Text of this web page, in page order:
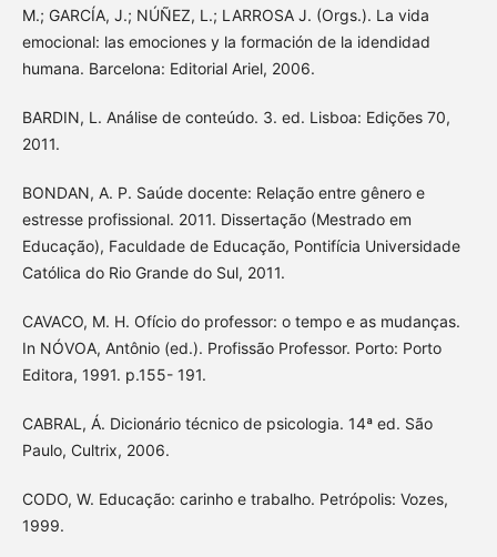
M.; GARCÍA, J.; NÚÑEZ, L.; LARROSA J. (Orgs.). La vida
emocional: las emociones y la formación de la idendidad
humana. Barcelona: Editorial Ariel, 2006.
BARDIN, L. Análise de conteúdo. 3. ed. Lisboa: Edições 70,
2011.
BONDAN, A. P. Saúde docente: Relação entre gênero e
estresse profissional. 2011. Dissertação (Mestrado em
Educação), Faculdade de Educação, Pontifícia Universidade
Católica do Rio Grande do Sul, 2011.
CAVACO, M. H. Ofício do professor: o tempo e as mudanças.
In NÓVOA, Antônio (ed.). Profissão Professor. Porto: Porto
Editora, 1991. p.155- 191.
CABRAL, Á. Dicionário técnico de psicologia. 14ª ed. São
Paulo, Cultrix, 2006.
CODO, W. Educação: carinho e trabalho. Petrópolis: Vozes,
1999.